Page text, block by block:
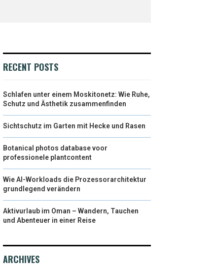
RECENT POSTS
Schlafen unter einem Moskitonetz: Wie Ruhe,
Schutz und Ästhetik zusammenfinden
Sichtschutz im Garten mit Hecke und Rasen
Botanical photos database voor
professionele plantcontent
Wie AI-Workloads die Prozessorarchitektur
grundlegend verändern
Aktivurlaub im Oman – Wandern, Tauchen
und Abenteuer in einer Reise
ARCHIVES